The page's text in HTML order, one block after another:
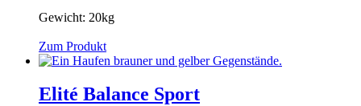
Gewicht: 20kg
Zum Produkt
Elité Balance Sport